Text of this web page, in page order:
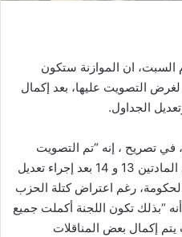
السبت، ان الموازنة ستكون
التصويت عليها، بعد إكمال
الجداول.
تصريح ، إنه “تم التصويت
على حصة الإقليم في الموازنة في المادتين 13 و 14 بعد إجراء تعديل
رغم اعتراض كتلة الحزب
“بذلك تكون اللجنة أكملت جميع
السبت يتم إكمال بعض المناقلات